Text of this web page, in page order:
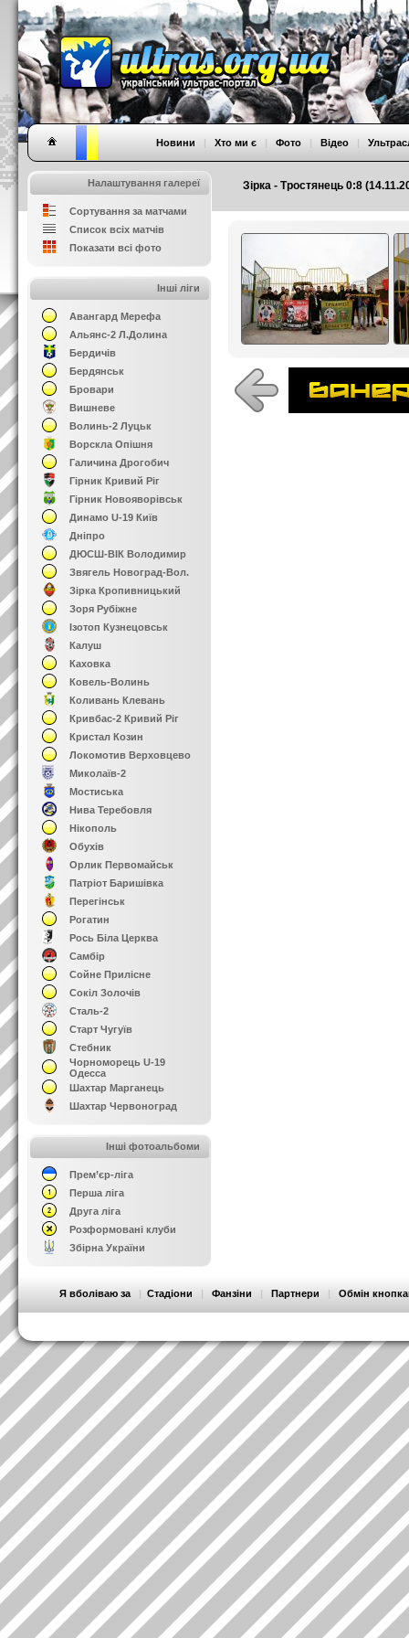
Зірка - Тростянець 0:8
Новини | Хто ми є | Фото | Відео |
Налаштування галереї
Сортування за матчами
Список всіх матчів
Показати всі фото
Інші ліги
Авангард Мерефа
Альянс-2 Л.Долина
Бердичів
Бердянськ
Бровари
Вишневе
Волинь-2 Луцьк
Ворскла Опішня
Галичина Дрогобич
Гірник Кривий Ріг
Гірник Новояворівськ
Динамо U-19 Київ
Дніпро
ДЮСШ-ВІК Володимир
Звягель Новоград-Вол.
Зірка Кропивницький
Зоря Рубіжне
Ізотоп Кузнецовськ
Калуш
Каховка
Ковель-Волинь
Коливань Клевань
Кривбас-2 Кривий Ріг
Кристал Козин
Локомотив Верховцево
Миколаїв-2
Мостиська
Нива Теребовля
Нікополь
Обухів
Орлик Первомайськ
Патріот Баришівка
Перегінськ
Рогатин
Рось Біла Церква
Самбір
Сойне Прилісне
Сокіл Золочів
Сталь-2
Старт Чугуїв
Стебник
Чорноморець U-19
Одесса
Шахтар Марганець
Шахтар Червоноград
Інші фотоальбоми
Прем’єр-ліга
Перша ліга
Друга ліга
Розформовані клуби
Збірна України
Я вболіваю за | Стадіони | Фанзіни | Партнери | Обмін